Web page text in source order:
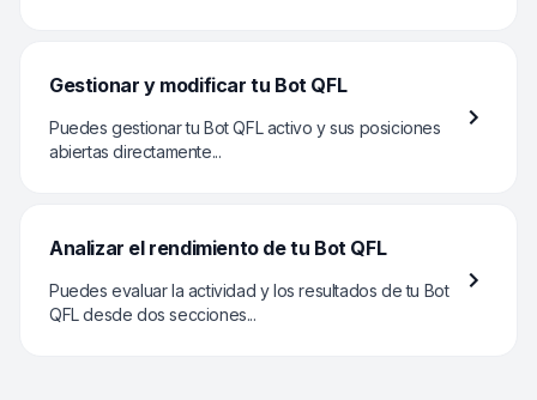
Gestionar y modificar tu Bot QFL
Puedes gestionar tu Bot QFL activo y sus posiciones
abiertas directamente...
Analizar el rendimiento de tu Bot QFL
Puedes evaluar la actividad y los resultados de tu Bot
QFL desde dos secciones...